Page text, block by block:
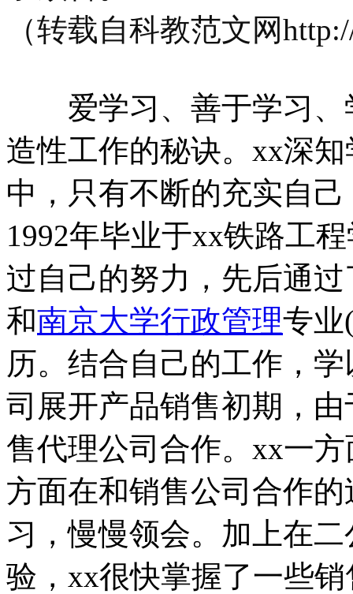
（转载自科教范文网
爱学习、善于学习、
造性工作的秘诀。xx深
中，只有不断的充实自
1992年毕业于xx铁路工
过自己的努力，先后通
和南京大学行政管理专业
历。结合自己的工作，
司展开产品销售初期，
售代理公司合作。xx一
方面在和销售公司合作
习，慢慢领会。加上在
验，xx很快掌握了一些